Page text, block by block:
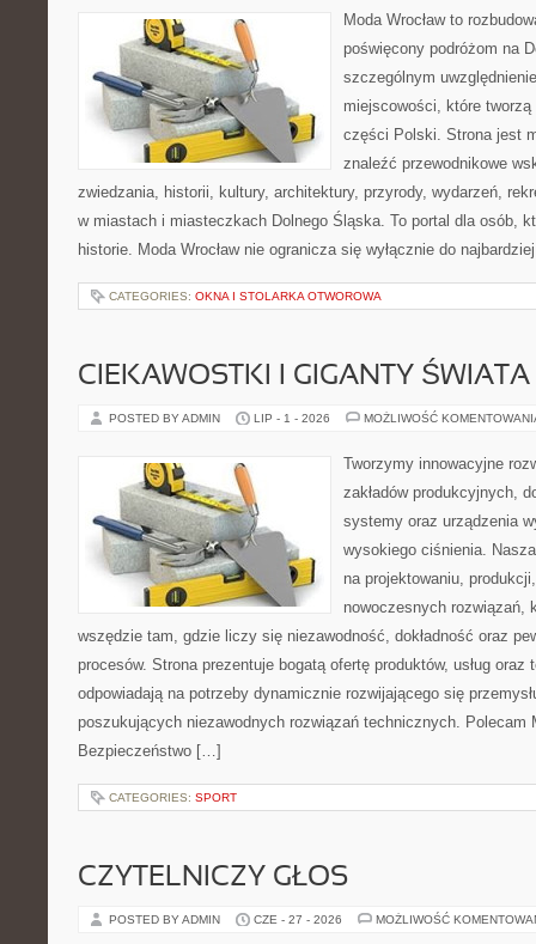
Moda Wrocław to
poświęcony podróżom na
szczególnym
miejscowości, które
części Polski. Strona jest
znaleźć przewodnikowe
zwiedzania, historii, kultury, architektury, przyrody, wydarzeń,
w miastach i miasteczkach Dolnego Śląska. To portal dla osób,
historie. Moda Wrocław nie ogranicza się wyłącznie do
CATEGORIES: OKNA I STOLARKA OTWOROWA
CIEKAWOSTKI I GIGANTY ŚWIATA
POSTED BY ADMIN LIP - 1 - 2026 MOŻLIWOŚĆ
Tworzymy innowacyjne
zakładów produkcyjnych,
systemy oraz urządzenia
wysokiego ciśnienia.
na projektowaniu,
nowoczesnych rozwiązań,
wszędzie tam, gdzie liczy się niezawodność, dokładność oraz
procesów. Strona prezentuje bogatą ofertę produktów, usług oraz
odpowiadają na potrzeby dynamicznie rozwijającego się
poszukujących niezawodnych rozwiązań technicznych. Polecam
Bezpieczeństwo […]
CATEGORIES: SPORT
CZYTELNICZY GŁOS
POSTED BY ADMIN CZE - 27 - 2026 MOŻLIWOŚĆ